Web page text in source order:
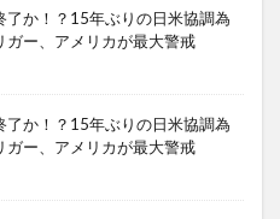
了か！？15年ぶりの日米協調為
ー、アメリカが最大警戒
了か！？15年ぶりの日米協調為
ー、アメリカが最大警戒